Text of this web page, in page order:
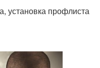
установка профлиста